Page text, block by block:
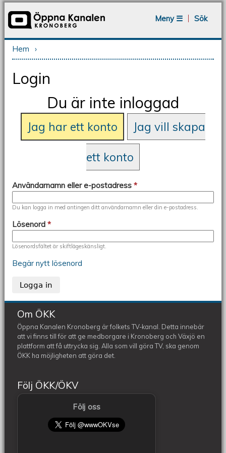
Meny ☰
Sök
Du är här
Hem ›
Login
Du är inte inloggad
Jag har ett konto Jag vill skapa
ett konto
Användarnamn eller e-postadress *
Du kan logga in med antingen ditt användarnamn eller din e-postadress.
Lösenord *
Lösenordsfältet är skiftlägeskänsligt.
Begär nytt lösenord
Om ÖKK
Öppna Kanalen Kronoberg är folkets TV-kanal. Detta innebär
att vi finns till för att ge medborgare i Kronoberg och Växjö en
plattform att få uttrycka sig. Alla som vill göra TV, ska genom
ÖKK ha möjligheten att göra det.
Följ ÖKK/ÖKV
Följ oss